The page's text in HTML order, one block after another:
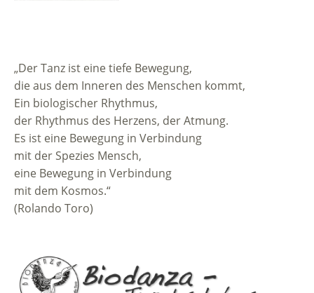
„Der Tanz ist eine tiefe Bewegung,
die aus dem Inneren des Menschen kommt,
Ein biologischer Rhythmus,
der Rhythmus des Herzens, der Atmung.
Es ist eine Bewegung in Verbindung
mit der Spezies Mensch,
eine Bewegung in Verbindung
mit dem Kosmos.“
(Rolando Toro)